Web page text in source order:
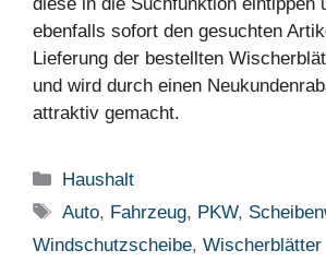
ebenfalls sofort den gesuchten
Lieferung der bestellten
und wird durch einen
attraktiv gemacht.
Kategorien
Haushalt
Schlagwörter
Auto, Fahrzeug, PKW,
Windschutzscheibe, Wischerblätter